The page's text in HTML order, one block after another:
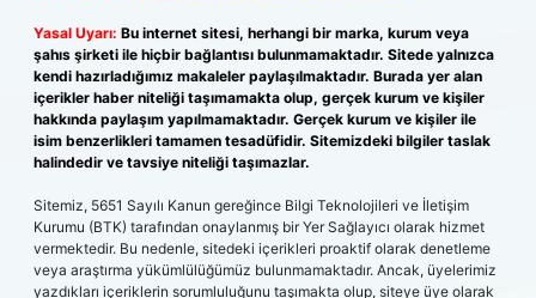
Yasal Uyarı: Bu internet sitesi, herhangi bir marka, kurum veya
şahıs şirketi ile hiçbir bağlantısı bulunmamaktadır. Sitede yalnızca
kendi hazırladığımız makaleler paylaşılmaktadır. Burada yer alan
içerikler haber niteliği taşımamakta olup, gerçek kurum ve kişiler
hakkında paylaşım yapılmamaktadır. Gerçek kurum ve kişiler ile
isim benzerlikleri tamamen tesadüfidir. Sitemizdeki bilgiler taslak
halindedir ve tavsiye niteliği taşımazlar.
Sitemiz, 5651 Sayılı Kanun gereğince Bilgi Teknolojileri ve İletişim
Kurumu (BTK) tarafından onaylanmış bir Yer Sağlayıcı olarak hizmet
vermektedir. Bu nedenle, sitedeki içerikleri proaktif olarak denetleme
veya araştırma yükümlülüğümüz bulunmamaktadır. Ancak, üyelerimiz
yazdıkları içeriklerin sorumluluğunu taşımakta olup, siteye üye olarak